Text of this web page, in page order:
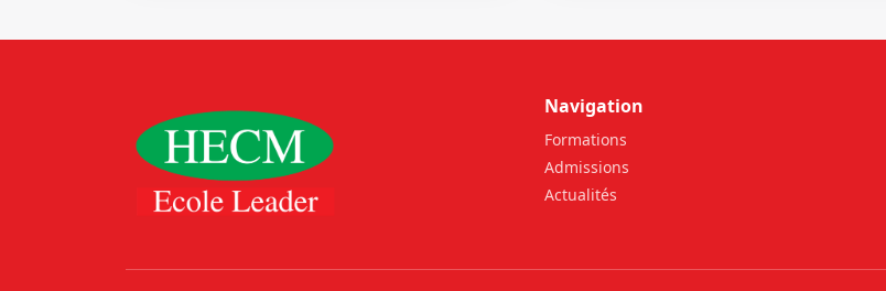
Navigation
Formations
Admissions
Actualités